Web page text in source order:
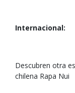
Internacional:
Descubren otra
chilena Rapa Nui